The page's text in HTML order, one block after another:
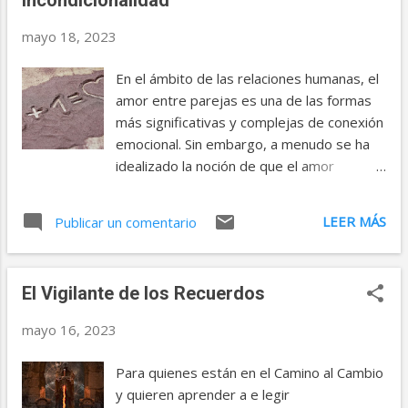
pueden desvanecerse en el olvido. Para
alcanzar un objetivo, debemos
comprometernos con él en cuerpo y alma.
Cuanto más grande sea el objetivo, mayor
será el compromiso necesario. Esto
para trabajar de manera constante y
2. Identificar los recursos necesarios Cada
objetivo requiere recursos específicos ...
mayo 18, 2023
En el ámbito de las relaciones humanas, el
amor entre parejas es una de las formas
más significativas y complejas de conexión
emocional. Sin embargo, a menudo se ha
idealizado la noción de que el amor
al amor entre padres e hijos. Sin embargo,
es importante cuestionar esta creencia y
reconocer que todas las formas de amor
expectativas. A diferencia del amor
comportamientos recíprocos. Es cierto
Publicar un comentario LEER MÁS
El Vigilante de los Recuerdos
mayo 16, 2023
Para quienes están en el Camino al Cambio
y quieren aprender a e legir